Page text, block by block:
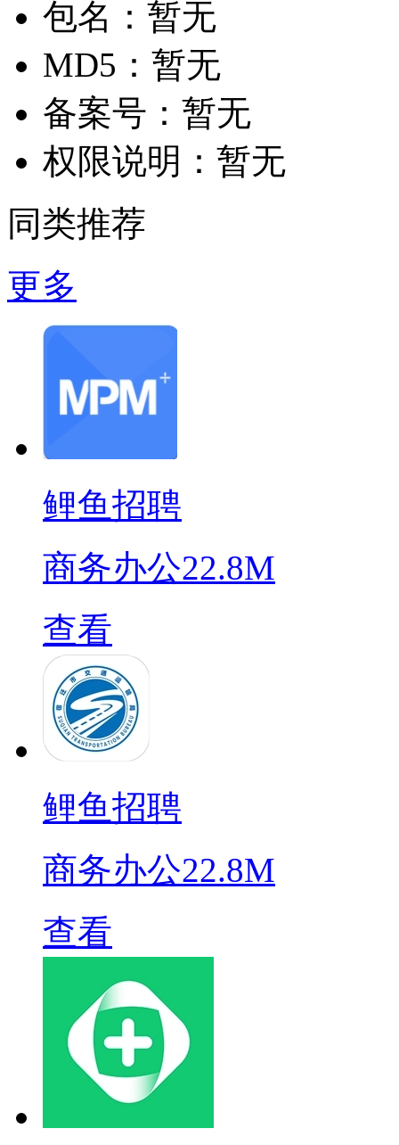
包名： 暂无
MD5： 暂无
备案号： 暂无
权限说明： 暂无
同类推荐
更多
鲤鱼招聘
商务办公22.8M
查看
鲤鱼招聘
商务办公22.8M
查看